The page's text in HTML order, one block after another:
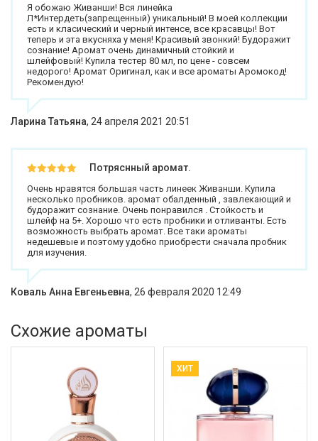
Я обожаю Живанши! Вся линейка
Л*Интердеть(запрещенный) уникальный! В моей коллекции
есть и класический и черный интенсе, все красавцы! Вот
теперь и эта вкусняха у меня! Красивый звонкий! Будоражит
сознание! Аромат очень динамичный стойкий и
шлейфовый! Купила тестер 80 мл, по цене - совсем
недорого! Аромат Оригинал, как и все ароматы Аромокод!
Рекомендую!
Ларина Татьяна, 24 апреля 2021 20:51
Потряснный аромат.
Очень нравятся большая часть линеек Живанши. Купила
несколько пробников. аромат обалденный , завлекающий и
будоражит сознание. Очень понравился . Стойкость и
шлейф на 5+. Хорошо что есть пробники и отливанты. Есть
возможность выбрать аромат. Все таки ароматы
недешевые и поэтому удобно приобрести сначала пробник
для изучения.
Коваль Анна Евгеньевна, 26 февраля 2020 12:49
Схожие ароматы
ХИТ